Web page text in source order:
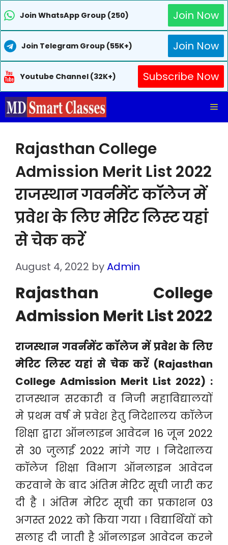
Join WhatsApp Group (250) Join Now
Join Telegram Group (55K+) Join Now
Youtube Channel (32K+)
Subscribe Now
Skip
to
Rajasthan College
Admission Merit List 2022
राजस्थान गवर्नमेंट कॉलेज में
प्रवेश के लिए मेरिट लिस्ट यहां
से चेक करें
August 4, 2022 byAdmin
Rajasthan College
Admission Merit List 2022
राजस्थान गवर्नमेंट कॉलेज में प्रवेश के लिए
मेरिट लिस्ट यहां से चेक करें (Rajasthan
College Admission Merit List 2022) :
राजस्थान सरकारी व निजी महाविद्यालयों
मे प्रथम वर्ष मे प्रवेश हेतु निदेशालय कॉलेज
शिक्षा द्वारा ऑनलाइन आवेदन 16 जून 2022
से 30 जुलाई 2022 मांगे गए । निदेशालय
कॉलेज शिक्षा विभाग ऑनलाइन आवेदन
करवाने के बाद अंतिम मेरिट सूची जारी कर
दी है । अंतिम मेरिट सूची का प्रकाशन 03
अगस्त 2022 को किया गया । विद्यार्थियों को
सलाह दी जाती है ऑनलाइन आवेदन करने